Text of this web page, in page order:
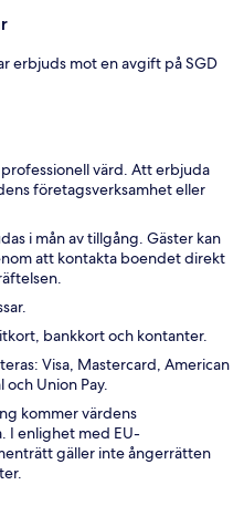
erbjuds mot en avgift på SGD
värd. Att erbjuda
företagsverksamhet eller
i mån av tillgång. Gäster kan
att kontakta boendet direkt
bankkort och kontanter.
Visa, Mastercard, American
och Union Pay.
kommer värdens
I enlighet med EU-
gäller inte ångerrätten